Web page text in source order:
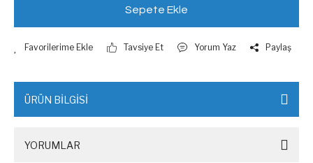
Sepete Ekle
Tavsiye Et Yorum Yaz Paylaş
ÜRÜN BİLGİSİ
YORUMLAR